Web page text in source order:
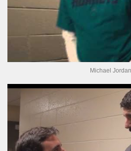
Michael Jordan